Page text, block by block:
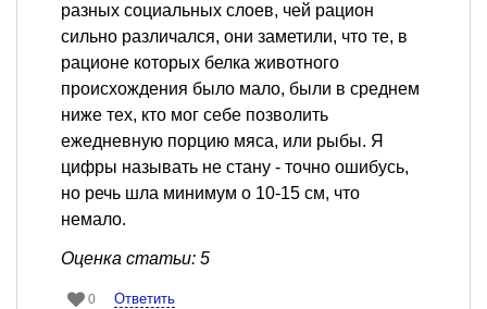
разных социальных слоев, чей рацион
сильно различался, они заметили, что те, в
рационе которых белка животного
происхождения было мало, были в среднем
ниже тех, кто мог себе позволить
ежедневную порцию мяса, или рыбы. Я
цифры называть не стану - точно ошибусь,
но речь шла минимум о 10-15 см, что
немало.
Оценка статьи: 5
0 Ответить